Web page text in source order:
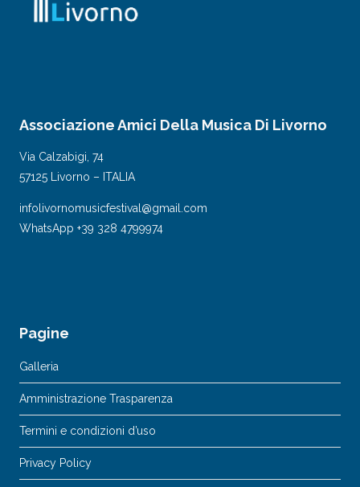
Associazione Amici Della Musica Di Livorno
Via Calzabigi, 74
57125 Livorno – ITALIA
infolivornomusicfestival@gmail.com
WhatsApp +39 328 4799974
Pagine
Galleria
Amministrazione Trasparenza
Termini e condizioni d’uso
Privacy Policy